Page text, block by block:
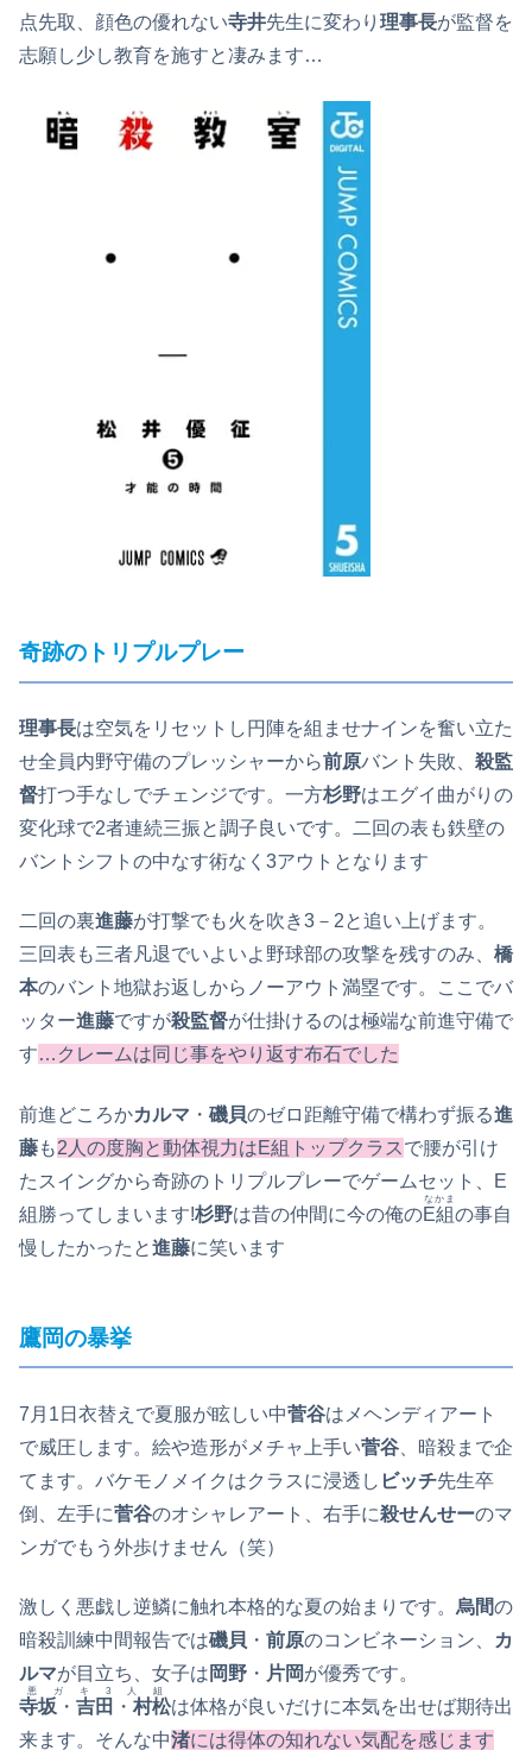
点先取、顔色の優れない寺井先生に変わり 理事長が監督を
志願し少し教育を施すと凄みます…
奇跡のトリプルプレー
理事長は空気をリセットし円陣を組ませナインを奮い立た
せ全員内野守備のプレッシャーから前原バント失敗、 殺監
督打つ手なしでチェンジです。一方杉野はエグイ曲がりの
変化球で2者連続三振と調子良いです。二回の表も鉄壁の
バントシフトの中なす術なく3アウトとなります
二回の裏進藤が打撃でも火を吹き3－2と追い上げます。
三回表も三者凡退でいよいよ野球部の攻撃を残すのみ、 橋
本のバント地獄お返しからノーアウト満塁です。ここでバ
ッター進藤ですが殺監督が仕掛けるのは極端な前進守備で
す…クレームは同じ事をやり返す布石でした
前進どころかカルマ ・ 磯貝のゼロ距離守備で構わず振る進
藤も2人の度胸と動体視力はE組トップクラス で腰が引け
たスイングから奇跡のトリプルプレーでゲームセット、E
組勝ってしまいます!杉野は昔の仲間に今の俺のE組
なかま
の事自
慢したかったと進藤に笑います
鷹岡の暴挙
7月1日衣替えで夏服が眩しい中菅谷はメヘンディアート
で威圧します。絵や造形がメチャ上手い菅谷 、暗殺まで企
てます。バケモノメイクはクラスに浸透し ビッチ先生卒
倒、左手に菅谷のオシャレアート、右手に殺せんせーのマ
ンガでもう外歩けません（笑）
激しく悪戯し逆鱗に触れ本格的な夏の始まりです。 烏間の
暗殺訓練中間報告では磯貝 ・ 前原のコンビネーション、
カ
ルマが目立ち、女子は 岡野 ・ 片岡が優秀です。
寺坂 ・ 吉田 ・ 村松
悪ガキ3人組
は体格が良いだけに本気を出せば期待出
来ます。そんな中渚には得体の知れない気配を感じます